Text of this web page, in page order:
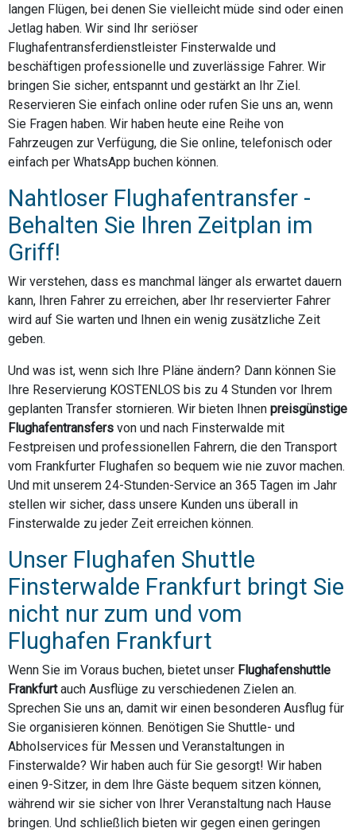
langen Flügen, bei denen Sie vielleicht müde sind oder einen
Jetlag haben. Wir sind Ihr seriöser
Flughafentransferdienstleister Finsterwalde und
beschäftigen professionelle und zuverlässige Fahrer. Wir
bringen Sie sicher, entspannt und gestärkt an Ihr Ziel.
Reservieren Sie einfach online oder rufen Sie uns an, wenn
Sie Fragen haben. Wir haben heute eine Reihe von
Fahrzeugen zur Verfügung, die Sie online, telefonisch oder
einfach per WhatsApp buchen können.
Nahtloser Flughafentransfer -
Behalten Sie Ihren Zeitplan im
Griff!
Wir verstehen, dass es manchmal länger als erwartet dauern
kann, Ihren Fahrer zu erreichen, aber Ihr reservierter Fahrer
wird auf Sie warten und Ihnen ein wenig zusätzliche Zeit
geben.
Und was ist, wenn sich Ihre Pläne ändern? Dann können Sie
Ihre Reservierung KOSTENLOS bis zu 4 Stunden vor Ihrem
geplanten Transfer stornieren. Wir bieten Ihnen preisgünstige
Flughafentransfers von und nach Finsterwalde mit
Festpreisen und professionellen Fahrern, die den Transport
vom Frankfurter Flughafen so bequem wie nie zuvor machen.
Und mit unserem 24-Stunden-Service an 365 Tagen im Jahr
stellen wir sicher, dass unsere Kunden uns überall in
Finsterwalde zu jeder Zeit erreichen können.
Unser Flughafen Shuttle
Finsterwalde Frankfurt bringt Sie
nicht nur zum und vom
Flughafen Frankfurt
Wenn Sie im Voraus buchen, bietet unser Flughafenshuttle
Frankfurtauch Ausflüge zu verschiedenen Zielen an.
Sprechen Sie uns an, damit wir einen besonderen Ausflug für
Sie organisieren können. Benötigen Sie Shuttle- und
Abholservices für Messen und Veranstaltungen in
Finsterwalde? Wir haben auch für Sie gesorgt! Wir haben
einen 9-Sitzer, in dem Ihre Gäste bequem sitzen können,
während wir sie sicher von Ihrer Veranstaltung nach Hause
bringen. Und schließlich bieten wir gegen einen geringen